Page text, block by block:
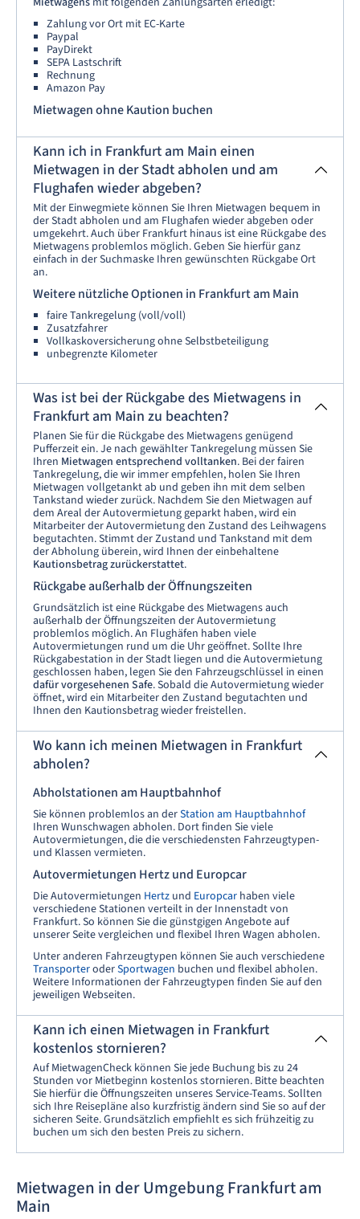
Zahlung vor Ort mit EC-Karte
Paypal
PayDirekt
SEPA Lastschrift
Rechnung
Amazon Pay
Mietwagen ohne Kaution buchen
Kann ich in Frankfurt am Main einen
Mietwagen in der Stadt abholen und am
Flughafen wieder abgeben?
Mit der Einwegmiete können Sie Ihren Mietwagen bequem in
der Stadt abholen und am Flughafen wieder abgeben oder
umgekehrt. Auch über Frankfurt hinaus ist eine Rückgabe des
Mietwagens problemlos möglich. Geben Sie hierfür ganz
einfach in der Suchmaske Ihren gewünschten Rückgabe Ort
an.
Weitere nützliche Optionen in Frankfurt am Main
faire Tankregelung (voll/voll)
Zusatzfahrer
Vollkaskoversicherung ohne Selbstbeteiligung
unbegrenzte Kilometer
Was ist bei der Rückgabe des Mietwagens in
Frankfurt am Main zu beachten?
Planen Sie für die Rückgabe des Mietwagens genügend
Pufferzeit ein. Je nach gewählter Tankregelung müssen Sie
Ihren Mietwagen entsprechend volltanken. Bei der fairen
Tankregelung, die wir immer empfehlen, holen Sie Ihren
Mietwagen vollgetankt ab und geben ihn mit dem selben
Tankstand wieder zurück. Nachdem Sie den Mietwagen auf
dem Areal der Autovermietung geparkt haben, wird ein
Mitarbeiter der Autovermietung den Zustand des Leihwagens
begutachten. Stimmt der Zustand und Tankstand mit dem
der Abholung überein, wird Ihnen der einbehaltene
Kautionsbetrag zurückerstattet.
Rückgabe außerhalb der Öffnungszeiten
Grundsätzlich ist eine Rückgabe des Mietwagens auch
außerhalb der Öffnungszeiten der Autovermietung
problemlos möglich. An Flughäfen haben viele
Autovermietungen rund um die Uhr geöffnet. Sollte Ihre
Rückgabestation in der Stadt liegen und die Autovermietung
geschlossen haben, legen Sie den Fahrzeugschlüssel in einen
dafür vorgesehenen Safe. Sobald die Autovermietung wieder
öffnet, wird ein Mitarbeiter den Zustand begutachten und
Ihnen den Kautionsbetrag wieder freistellen.
Wo kann ich meinen Mietwagen in Frankfurt
abholen?
Abholstationen am Hauptbahnhof
Sie können problemlos an derStation am Hauptbahnhof
Ihren Wunschwagen abholen. Dort finden Sie viele
Autovermietungen, die die verschiedensten Fahrzeugtypen-
und Klassen vermieten.
Autovermietungen Hertz und Europcar
Die Autovermietungen Hertz und Europcar haben viele
verschiedene Stationen verteilt in der Innenstadt von
Frankfurt. So können Sie die günstgigen Angebote auf
unserer Seite vergleichen und flexibel Ihren Wagen abholen.
Unter anderen Fahrzeugtypen können Sie auch verschiedene
TransporteroderSportwagen buchen und flexibel abholen.
Weitere Informationen der Fahrzeugtypen finden Sie auf den
jeweiligen Webseiten.
Kann ich einen Mietwagen in Frankfurt
kostenlos stornieren?
Auf MietwagenCheck können Sie jede Buchung bis zu 24
Stunden vor Mietbeginn kostenlos stornieren. Bitte beachten
Sie hierfür die Öffnungszeiten unseres Service-Teams. Sollten
sich Ihre Reisepläne also kurzfristig ändern sind Sie so auf der
sicheren Seite. Grundsätzlich empfiehlt es sich frühzeitig zu
buchen um sich den besten Preis zu sichern.
Mietwagen in der Umgebung Frankfurt am
Main